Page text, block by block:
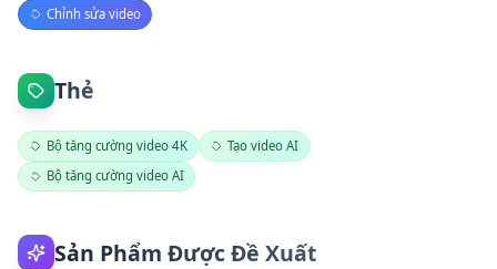
Chỉnh sửa video
Thẻ
Bộ tăng cường video 4K
Tạo video AI
Bộ tăng cường video AI
Sản Phẩm Được Đề Xuất